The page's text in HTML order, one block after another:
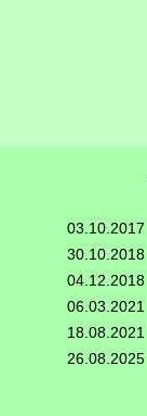
03.10.2017
30.10.2018
04.12.2018
06.03.2021
18.08.2021
26.08.2025